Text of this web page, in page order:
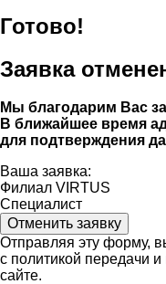
Готово!
Заявка
Мы благодарим Вас
В ближайшее время
для подтверждения
Ваша заявка:
Филиал VIRTUS
Специалист
Отменить заявку
Отправляя эту форму,
с политикой передачи
сайте.